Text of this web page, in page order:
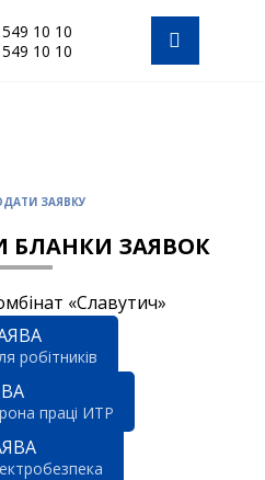
10 10
10 10
ЗАЯВКУ
БЛАНКИ ЗАЯВОК
«Славутич»
робітників
праці ИТР